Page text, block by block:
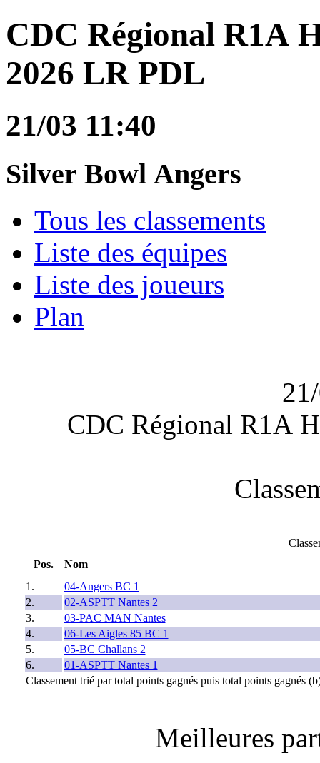
CDC Régional R1A
2026 LR PDL
21/03 11:40
Silver Bowl Angers
Tous les classements
Liste des équipes
Liste des joueurs
Plan
CDC Régional R1A
Pos.
Nom
1.
04-Angers BC 1
2.
02-ASPTT Nantes 2
3.
03-PAC MAN Nantes
4.
06-Les Aigles 85 BC 1
5.
05-BC Challans 2
6.
01-ASPTT Nantes 1
Classement trié par total points gagnés puis total points gagnés
Meilleures